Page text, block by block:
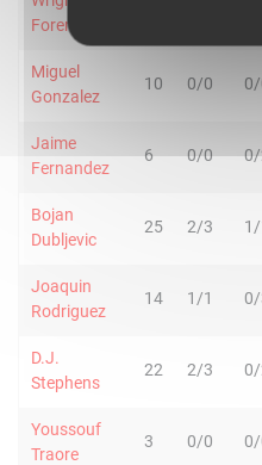
Foreman
Miguel
Gonzalez
10 0/0
Jaime
Fernandez
6 0/0
Bojan
Dubljevic
25 2/3 1/
Joaquin
Rodriguez
14 1/1
D.J.
Stephens
22 2/3
Youssouf
Traore
3 0/0